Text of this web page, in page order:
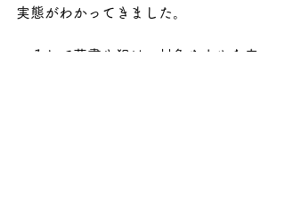
実態がわかってきました。
そして落書き犯は、対象を小さな店